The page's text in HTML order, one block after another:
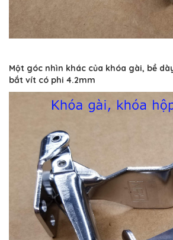
Một góc nhìn khác của khóa gài, bề
bắt vít có phi 4.2mm